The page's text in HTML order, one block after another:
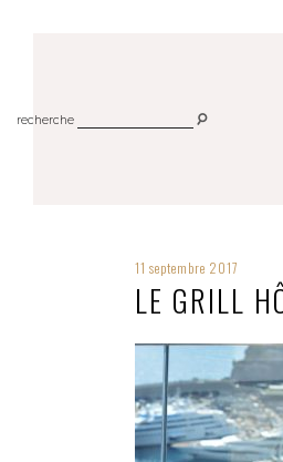
recherche
11 septembre 2017
LE GRILL